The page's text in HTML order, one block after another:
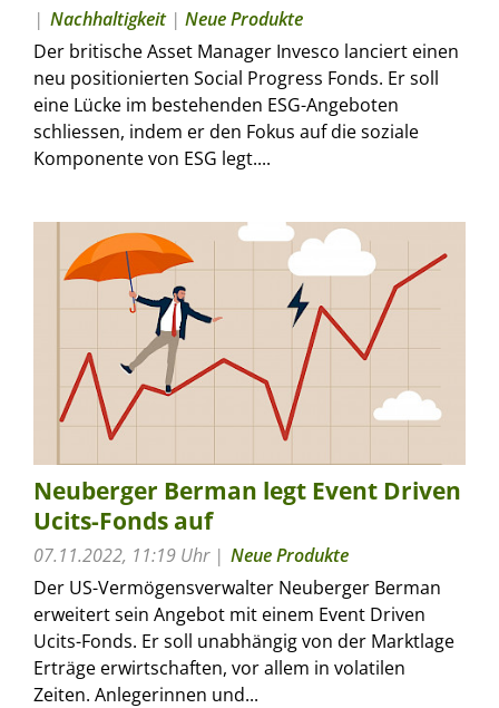
Nachhaltigkeit| Neue Produkte
Der britische Asset Manager Invesco lanciert einen
neu positionierten Social Progress Fonds. Er soll
eine Lücke im bestehenden ESG-Angeboten
schliessen, indem er den Fokus auf die soziale
Komponente von ESG legt....
Neuberger Berman legt Event Driven
Ucits-Fonds auf
07.11.2022, 11:19 Uhr
Neue Produkte
Der US-Vermögensverwalter Neuberger Berman
erweitert sein Angebot mit einem Event Driven
Ucits-Fonds. Er soll unabhängig von der Marktlage
Erträge erwirtschaften, vor allem in volatilen
Zeiten. Anlegerinnen und...